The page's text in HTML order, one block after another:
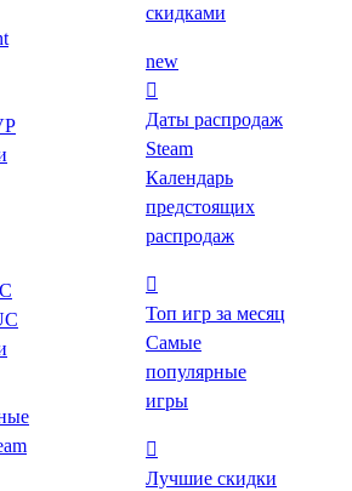
скидками
new
Даты распродаж
Steam
Календарь
предстоящих
распродаж
Топ игр за месяц
Самые
популярные
игры
Лучшие скидки
-95%
активации после перехода на